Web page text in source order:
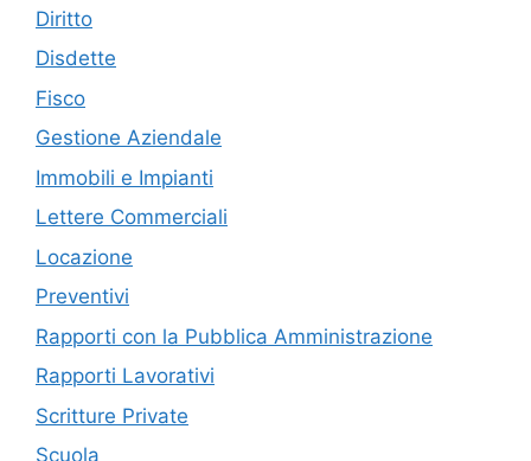
Diritto
Disdette
Fisco
Gestione Aziendale
Immobili e Impianti
Lettere Commerciali
Locazione
Preventivi
Rapporti con la Pubblica Amministrazione
Rapporti Lavorativi
Scritture Private
Scuola